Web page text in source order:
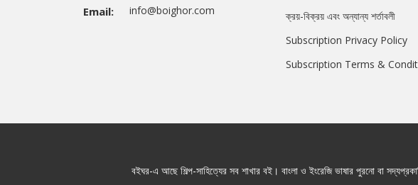
Email: info@boighor.com
ক্রয়-বিক্রয় এবং অন্যান্য শর্তাবলী
Subscription Privacy Policy
Subscription Terms &
বইঘর-এ আছে শিল্প-সাহিত্যের সব শাখার বই। বাংলা ও ইংরেজি ভাষার পুরনো বা